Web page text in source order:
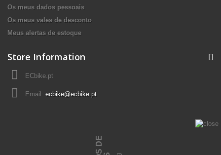
Os meus dados pessoais
Os meus vales de desconto
Meus alertas de estoque
Store Information
ECbike.pt
Email: ecbike@ecbike.pt